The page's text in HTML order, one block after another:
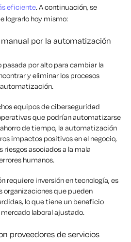
eficiente. A continuación, se
lograrlo hoy mismo:
por la automatización
por alto para cambiar la
y eliminar los procesos
automatización.
equipos de ciberseguridad
que podrían automatizarse
de tiempo, la automatización
impactos positivos en el negocio,
asociados a la mala
humanos.
requiere inversión en tecnología, es
organizaciones que pueden
lo que tiene un beneficio
laboral ajustado.
proveedores de servicios